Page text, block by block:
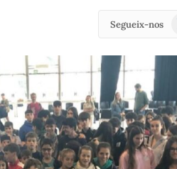
Segueix-nos